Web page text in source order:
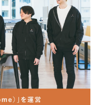
ポリシーセキュリティポリシー
質問 サイトマップ Green Identity
Right Reserved.
ターネット系 インターネッ